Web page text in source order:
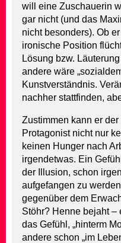
will eine Zuschauerin
gar nicht (und das
nicht besonders). Ob
ironische Position
Lösung bzw.
andere wäre
Kunstverständnis.
nachher stattfinden,
Zustimmen kann er
Protagonist nicht nur
keinen Hunger nach
irgendetwas. Ein
der Illusion, schon
aufgefangen zu
gegenüber dem
Stöhr? Henne bejaht –
das Gefühl, „hinterm
andere schon „im